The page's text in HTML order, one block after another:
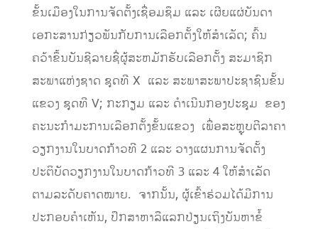
ຂັ້ນເມືອງໃນການຈັດຕັ້ງເຊື່ອມຊຶມ ແລະ ເຜີຍແຜ່ບັນດາ
ເອກະສານກ່ຽວພັນກັບການເລືອກຕັ້ງໃຫ້ສໍາເລັດ; ຄົ້ນ
ຄວ້າຂຶ້ນບັນຊີລາຍຊື່ຜູ້ສະຫມັກຮັບເລືອກຕັ້ງ ສະມາຊິກ
ສະພາແຫ່ງຊາດ ຊຸດທີ X ແລະ ສະພາສະພາປະຊາຊົນຂັ້ນ
ແຂວງ ຊຸດທີ V; ກະກຽມ ແລະ ດໍາເນີນກອງປະຊຸມ ຂອງ
ຄະນະກໍາມະການເລືອກຕັ້ງຂັ້ນແຂວງ ເພື່ອສະຫຼຸບຕີລາຄາ
ວຽກງານໃນບາດກ້າວທີ 2 ແລະ ວາງແຜນການຈັດຕັ້ງ
ປະຕິບັດວຽກງານໃນບາດກ້າວທີ 3 ແລະ 4 ໃຫ້ສໍາເລັດ
ຕາມລະດັບຄາດໝາຍ. ຈາກນັ້ນ, ຜູ້ເຂົ້າຮ່ວມໄດ້ມີການ
ປະກອບຄໍາເຫັນ, ປຶກສາຫາລືແລກປ່ຽນເຖິງບັນຫາຂໍ້